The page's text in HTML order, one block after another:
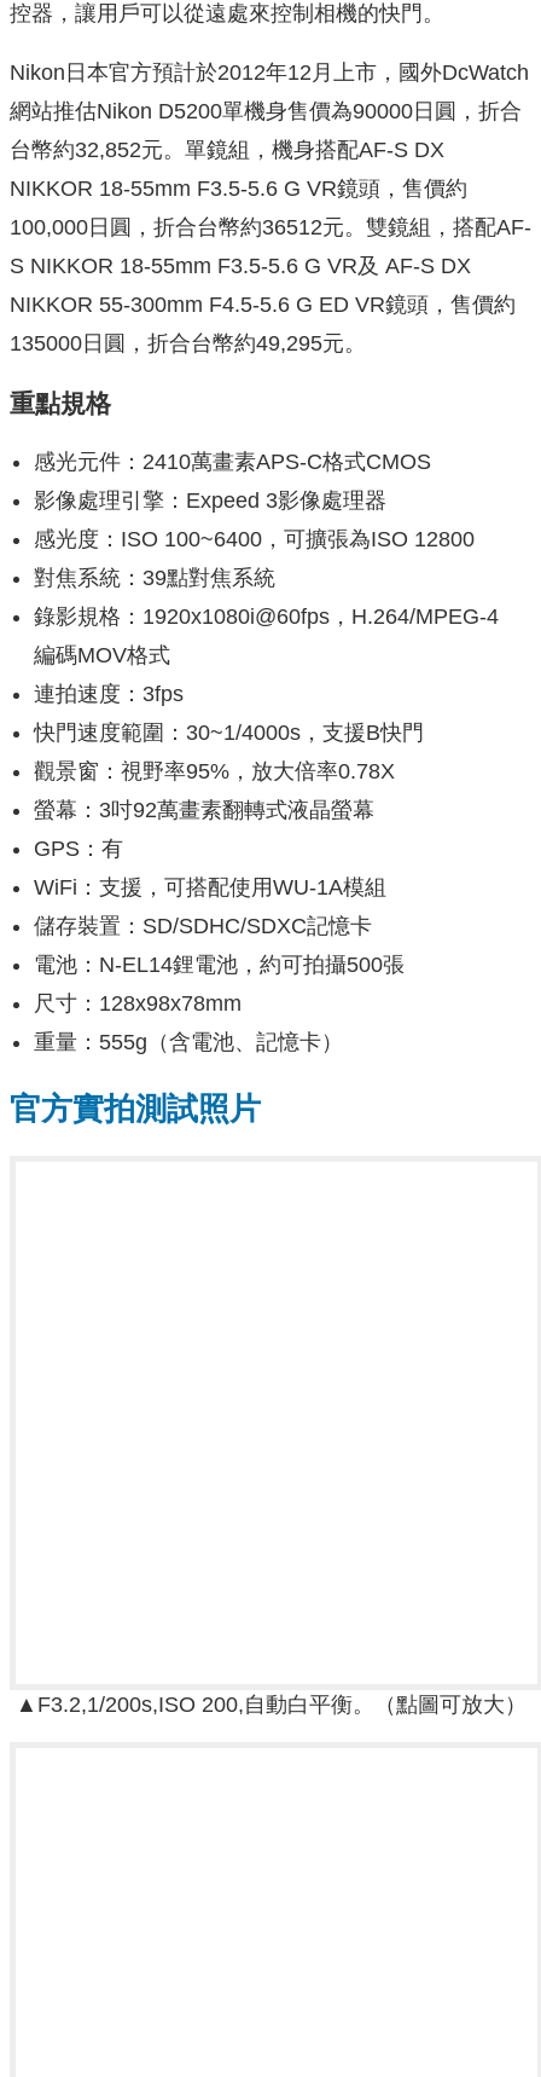
控器，讓用戶可以從遠處來控制相機的快門。
Nikon日本官方預計於2012年12月上市，國外DcWatch
網站推估Nikon D5200單機身售價為90000日圓，折合
台幣約32,852元。單鏡組，機身搭配AF-S DX
NIKKOR 18-55mm F3.5-5.6 G VR鏡頭，售價約
100,000日圓，折合台幣約36512元。雙鏡組，搭配AF-
S NIKKOR 18-55mm F3.5-5.6 G VR及 AF-S DX
NIKKOR 55-300mm F4.5-5.6 G ED VR鏡頭，售價約
135000日圓，折合台幣約49,295元。
重點規格
感光元件：2410萬畫素APS-C格式CMOS
影像處理引擎：Expeed 3影像處理器
感光度：ISO 100~6400，可擴張為ISO 12800
對焦系統：39點對焦系統
錄影規格：1920x1080i@60fps，H.264/MPEG-4
編碼MOV格式
連拍速度：3fps
快門速度範圍：30~1/4000s，支援B快門
觀景窗：視野率95%，放大倍率0.78X
螢幕：3吋92萬畫素翻轉式液晶螢幕
GPS：有
WiFi：支援，可搭配使用WU-1A模組
儲存裝置：SD/SDHC/SDXC記憶卡
電池：N-EL14鋰電池，約可拍攝500張
尺寸：128x98x78mm
重量：555g（含電池、記憶卡）
官方實拍測試照片
▲F3.2,1/200s,ISO 200,自動白平衡。（點圖可放大）